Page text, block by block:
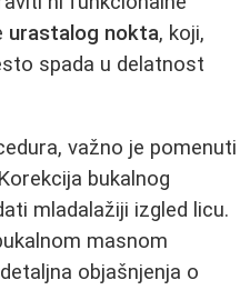
urastalog nokta, koji,
spada u delatnost
važno je pomenuti
bukalnog
mladalažiji izgled licu.
masnom
objašnjenja o